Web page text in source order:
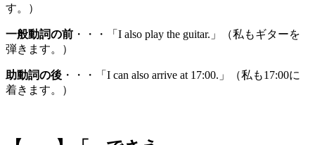
す。）
一般動詞の前 ・・・「I also play the guitar.」（私もギターを
弾きます。）
助動詞の後 ・・・「I can also arrive at 17:00.」（私も17:00に
着きます。）